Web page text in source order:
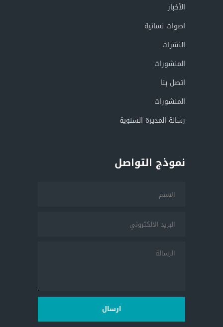
الأخبار
اصوات نسائية
النشرات
المنشورات
اتصل بنا
المنشورات
رسالة المديرة السنوية
نموذج التواصل
ارسال